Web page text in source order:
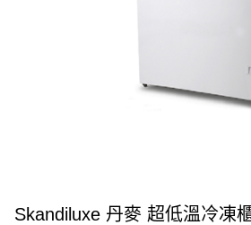
Skandiluxe 丹麥 超低溫冷凍